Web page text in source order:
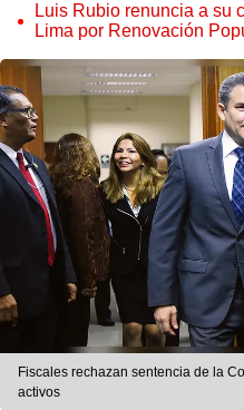
judicial”
Luis Rubio renuncia a su
Lima por Renovación
Fiscales rechazan sentencia de la
activos